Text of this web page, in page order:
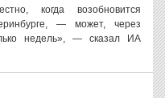
когда возобновится
— может, через
недель», — сказал ИА